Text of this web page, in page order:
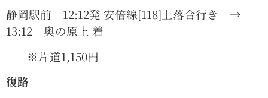
静岡駅前 12:12発 安倍線[118]上落合行き →
13:12 奥の原上 着
※片道1,150円
復路